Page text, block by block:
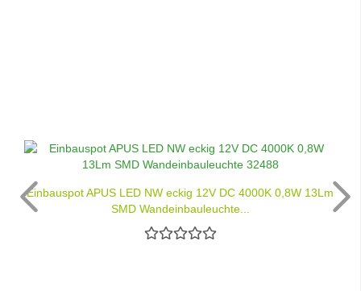
Einbauspot APUS LED NW eckig 12V DC 4000K 0,8W 13Lm
SMD Wandeinbauleuchte...